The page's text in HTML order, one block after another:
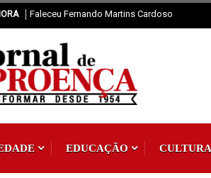
Vila de Rei: Casa dos Amigos do Pisão
EDUCAÇÃO CULTURA